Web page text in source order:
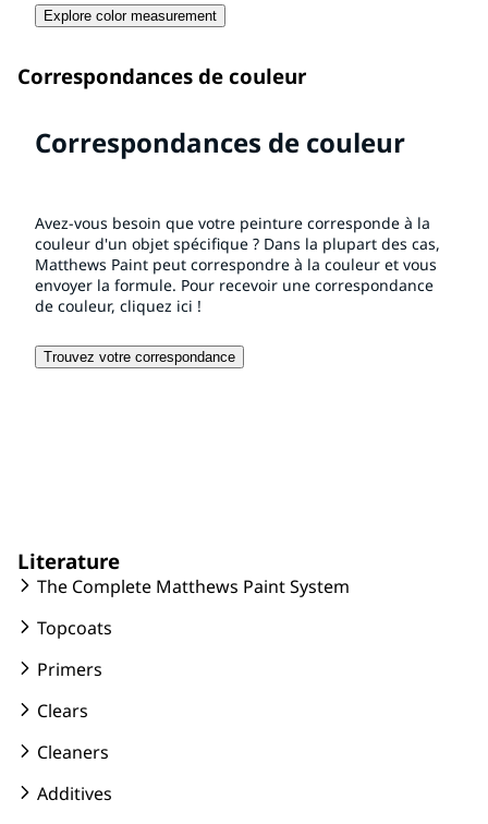
Explore color measurement
Correspondances de couleur
Correspondances de couleur
Avez-vous besoin que votre peinture corresponde à la
couleur d'un objet spécifique ? Dans la plupart des cas,
Matthews Paint peut correspondre à la couleur et vous
envoyer la formule. Pour recevoir une correspondance
de couleur, cliquez ici !
Trouvez votre correspondance
Literature
The Complete Matthews Paint System
Topcoats
Primers
Clears
Cleaners
Additives